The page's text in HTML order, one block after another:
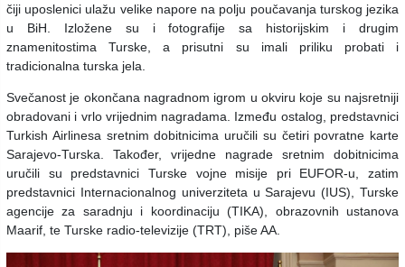
čiji uposlenici ulažu velike napore na polju poučavanja turskog jezika
u BiH. Izložene su i fotografije sa historijskim i drugim
znamenitostima Turske, a prisutni su imali priliku probati i
tradicionalna turska jela.
Svečanost je okončana nagradnom igrom u okviru koje su najsretniji
obradovani i vrlo vrijednim nagradama. Između ostalog, predstavnici
Turkish Airlinesa sretnim dobitnicima uručili su četiri povratne karte
Sarajevo-Turska. Također, vrijedne nagrade sretnim dobitnicima
uručili su predstavnici Turske vojne misije pri EUFOR-u, zatim
predstavnici Internacionalnog univerziteta u Sarajevu (IUS), Turske
agencije za saradnju i koordinaciju (TIKA), obrazovnih ustanova
Maarif, te Turske radio-televizije (TRT), piše AA.